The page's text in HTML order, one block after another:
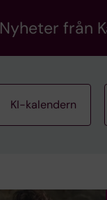
Nyheter från
KI-kalendern